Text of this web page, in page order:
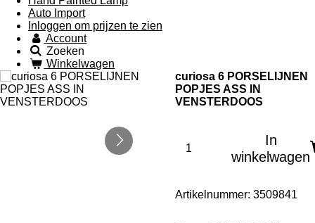
Auto Import
Inloggen om prijzen te zien
Account
Zoeken
Winkelwagen
curiosa 6 PORSELIJNEN
POPJES ASS IN
VENSTERDOOS
In
winkelwagen
Artikelnummer: 3509841